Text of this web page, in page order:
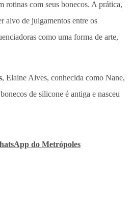
rotinas com seus bonecos. A prática,
alvo de julgamentos entre os
como uma forma de arte,
, Elaine Alves, conhecida como Nane,
de silicone é antiga e nasceu
do Metrópoles